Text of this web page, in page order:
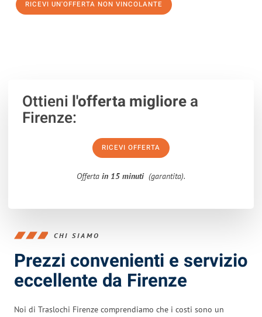
RICEVI UN'OFFERTA NON VINCOLANTE
Ottieni l'offerta migliorea
Firenze:
RICEVI OFFERTA
Offerta in 15 minuti (garantita).
CHI SIAMO
Prezzi convenienti e servizio
eccellente da Firenze
Noi di Traslochi Firenze comprendiamo che i costi sono un